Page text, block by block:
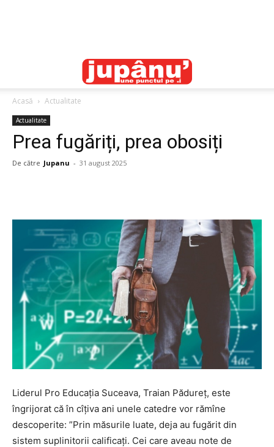
Acasă Actualitate
Actualitate
Prea fugăriți, prea obosiți
De către Jupanu - 31 august 2025
Liderul Pro Educația Suceava, Traian Pădureț, este
îngrijorat că în cîțiva ani unele catedre vor rămîne
descoperite: ”Prin măsurile luate, deja au fugărit din
sistem suplinitorii calificați. Cei care aveau note de